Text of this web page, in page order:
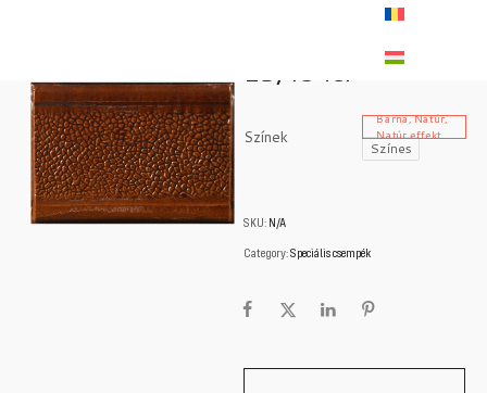
Talapzat egyenes
15,43 lei
Színek
Barna, Natúr,
Natúr effekt
Színes
SKU: N/A
Category:Speciális csempék